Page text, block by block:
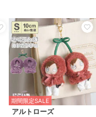
期間限定SALE
アルトローズ